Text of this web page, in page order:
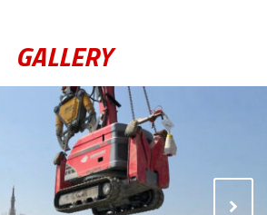
GALLERY
Next